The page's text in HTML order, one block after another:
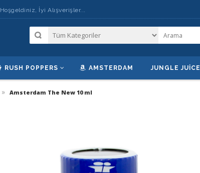
Hoşgeldiniz, İyi Alışverişler...
RUSH POPPERS AMSTERDAM JUNGLE JUICE
» Amsterdam The New 10 ml